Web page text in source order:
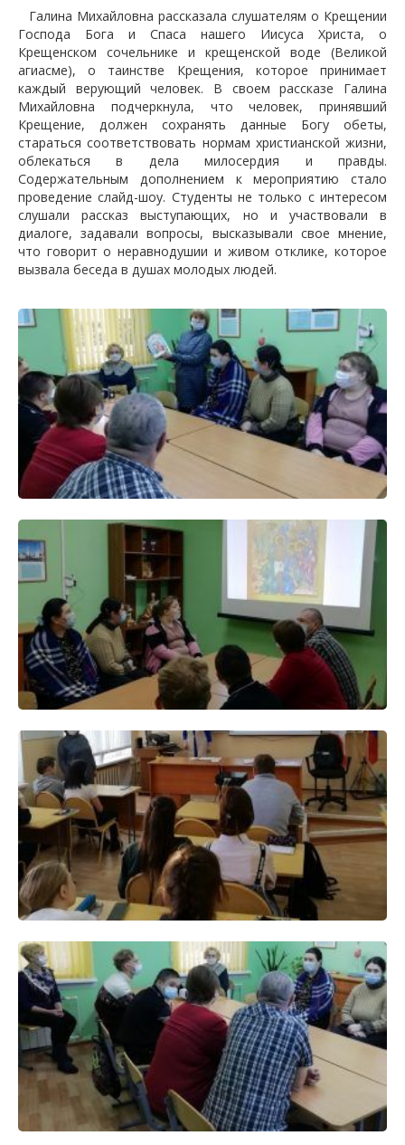
Галина Михайловна рассказала слушателям о Крещении
Господа Бога и Спаса нашего Иисуса Христа, о
Крещенском сочельнике и крещенской воде (Великой
агиасме), о таинстве Крещения, которое принимает
каждый верующий человек. В своем рассказе Галина
Михайловна подчеркнула, что человек, принявший
Крещение, должен сохранять данные Богу обеты,
стараться соответствовать нормам христианской жизни,
облекаться в дела милосердия и правды.
Содержательным дополнением к мероприятию стало
проведение слайд-шоу. Студенты не только с интересом
слушали рассказ выступающих, но и участвовали в
диалоге, задавали вопросы, высказывали свое мнение,
что говорит о неравнодушии и живом отклике, которое
вызвала беседа в душах молодых людей.